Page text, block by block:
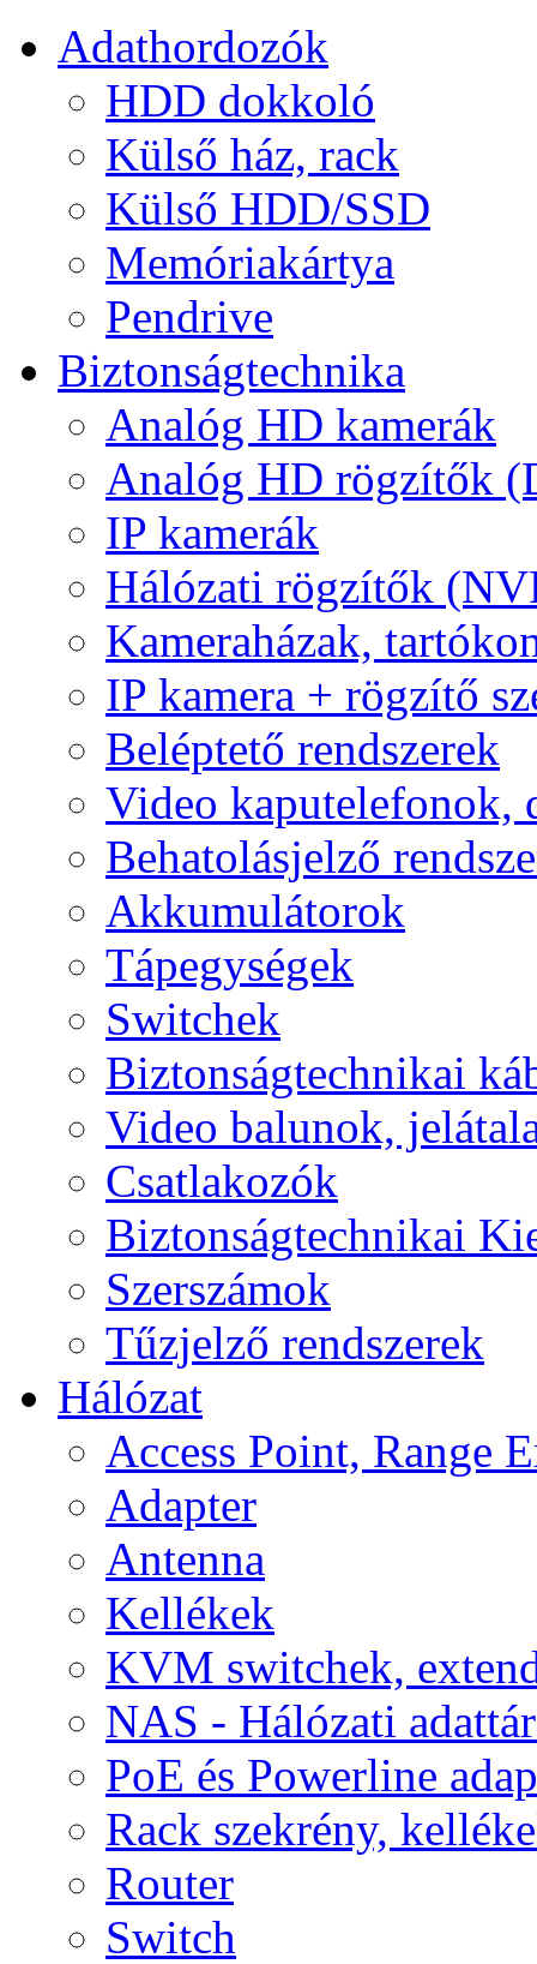
Adathordozók
HDD dokkoló
Külső ház, rack
Külső HDD/SSD
Memóriakártya
Pendrive
Biztonságtechnika
Analóg HD kamerák
Analóg HD rögzítők
IP kamerák
Hálózati rögzítők
Kameraházak,
IP kamera + rögzítő
Beléptető rendszerek
Video kaputelefonok,
Behatolásjelző
Akkumulátorok
Tápegységek
Switchek
Biztonságtechnikai
Video balunok,
Csatlakozók
Biztonságtechnikai
Szerszámok
Tűzjelző rendszerek
Hálózat
Access Point, Range
Adapter
Antenna
Kellékek
KVM switchek,
NAS - Hálózati
PoE és Powerline
Rack szekrény,
Router
Switch